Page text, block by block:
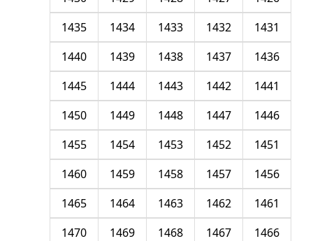
1431
1432
1433
1434
1435
1436
1437
1438
1439
1440
1441
1442
1443
1444
1445
1446
1447
1448
1449
1450
1451
1452
1453
1454
1455
1456
1457
1458
1459
1460
1461
1462
1463
1464
1465
1466
1467
1468
1469
1470